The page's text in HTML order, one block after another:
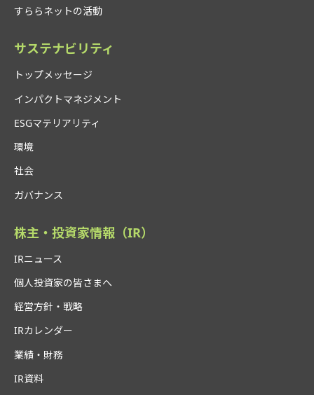
2025年4月
探究学習教材「Surala My Story」リリース
2025年4月
「すららドリル」に教科書準拠のプレテスト搭載
2025年4月
正誤判定音を専門機関と共同開発
2025年4月
2025年4月
経産省「探究・校務改革支援補助金2025」事業者に採
択
2025年4月
コニカミノルタジャパンと業務連携
ら にほんご」初導入
すららネットの活動
サステナビリティ
トップメッセージ
インパクトマネジメント
ESGマテリアリティ
環境
社会
ガバナンス
株主・投資家情報（IR）
IRニュース
個人投資家の皆さまへ
経営方針・戦略
IRカレンダー
業績・財務
IR資料